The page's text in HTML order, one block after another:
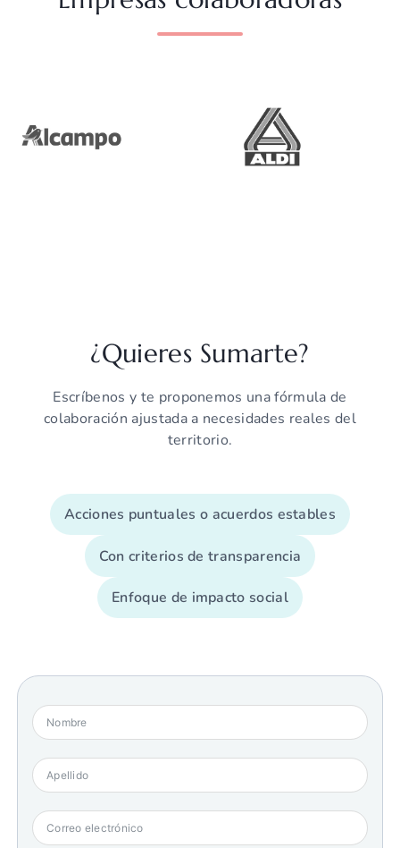
¿Quieres Sumarte?
Escríbenos y te proponemos una fórmula de
colaboración ajustada a necesidades reales del
territorio.
Acciones puntuales o acuerdos estables
Con criterios de transparencia
Enfoque de impacto social